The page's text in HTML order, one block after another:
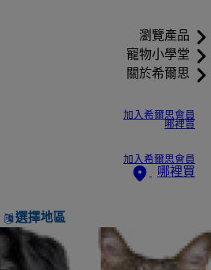
瀏覽產品
寵物小學堂
關於希爾思
加入希爾思會員
哪裡買
加入希爾思會員
哪裡買
選擇地區